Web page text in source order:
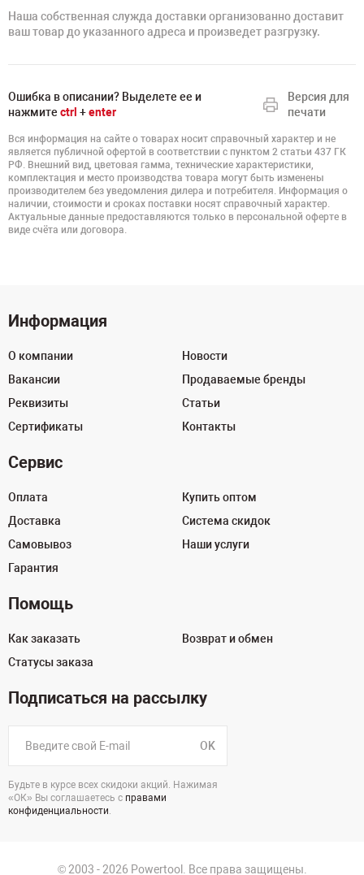
Наша собственная служда доставки организованно доставит
ваш товар до указанного адреса и произведет разгрузку.
Ошибка в описании? Выделете ее и
нажмите ctrl +enter
Версия для
печати
Вся информация на сайте о товарах носит справочный характер и не
является публичной офертой в соответствии с пунктом 2 статьи 437 ГК
РФ. Внешний вид, цветовая гамма, технические характеристики,
комплектация и место производства товара могут быть изменены
производителем без уведомления дилера и потребителя. Информация о
наличии, стоимости и сроках поставки носят справочный характер.
Актуальные данные предоставляются только в персональной оферте в
виде счёта или договора.
Информация
О компании
Вакансии
Реквизиты
Сертификаты
Новости
Продаваемые бренды
Статьи
Контакты
Сервис
Оплата
Доставка
Самовывоз
Гарантия
Купить оптом
Система скидок
Наши услуги
Помощь
Как заказать
Статусы заказа
Возврат и обмен
Подписаться на рассылку
OK
Будьте в курсе всех скидоки акций. Нажимая
«ОК» Вы соглашаетесь с правами
конфиденциальности.
© 2003 - 2026 Powertool. Все права защищены.